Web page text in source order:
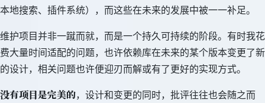
本地搜索、插件系统），而这些在未来的发展中被一一补足。
维护项目并非一蹴而就，而是一个持久可持续的阶段。有时我花
费大量时间适配的问题，也许依赖库在未来的某个版本变更了新
的设计，相关问题也许便迎刃而解或有了更好的实现方式。
没有项目是完美的，设计和变更的同时，批评往往也会随之而